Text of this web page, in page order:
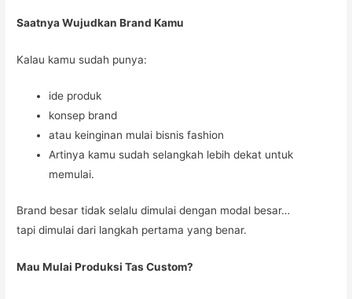
Saatnya Wujudkan Brand Kamu
Kalau kamu sudah punya:
ide produk
konsep brand
atau keinginan mulai bisnis fashion
Artinya kamu sudah selangkah lebih dekat untuk
memulai.
Brand besar tidak selalu dimulai dengan modal besar…
tapi dimulai dari langkah pertama yang benar.
Mau Mulai Produksi Tas Custom?